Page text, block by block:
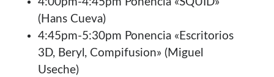
(Hans Cueva)
4:45pm-5:30pm Ponencia «Escritorios
3D, Beryl, Compifusion» (Miguel
Useche)